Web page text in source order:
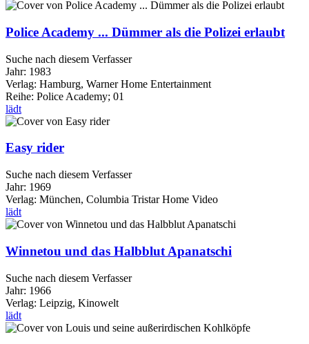
Police Academy ... Dümmer als die Polizei erlaubt
Suche nach diesem Verfasser
Jahr: 1983
Verlag: Hamburg, Warner Home Entertainment
Reihe: Police Academy; 01
lädt
Easy rider
Suche nach diesem Verfasser
Jahr: 1969
Verlag: München, Columbia Tristar Home Video
lädt
Winnetou und das Halbblut Apanatschi
Suche nach diesem Verfasser
Jahr: 1966
Verlag: Leipzig, Kinowelt
lädt